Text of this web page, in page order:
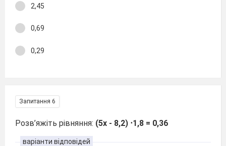
2,45
0,69
0,29
Запитання 6
Розв’яжіть рівняння: (5х - 8,2) ⋅1,8 = 0,36
варіанти відповідей